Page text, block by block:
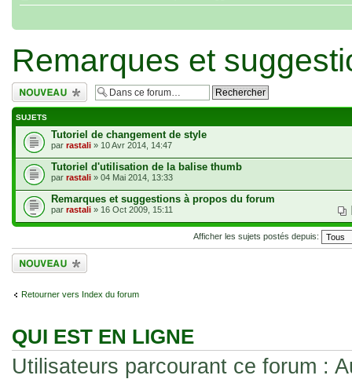
Remarques et
Écrire un nouveau
sujet
SUJETS
Tutoriel de changement de style
par rastali » 10 Avr 2014, 14:47
Tutoriel d'utilisation de la balise thumb
par rastali » 04 Mai 2014, 13:33
Remarques et suggestions à propos du forum
par rastali » 16 Oct 2009, 15:11
Afficher les sujets postés depuis:
Écrire un nouveau
sujet
Retourner vers Index du forum
QUI EST EN LIGNE
Utilisateurs parcourant ce forum :